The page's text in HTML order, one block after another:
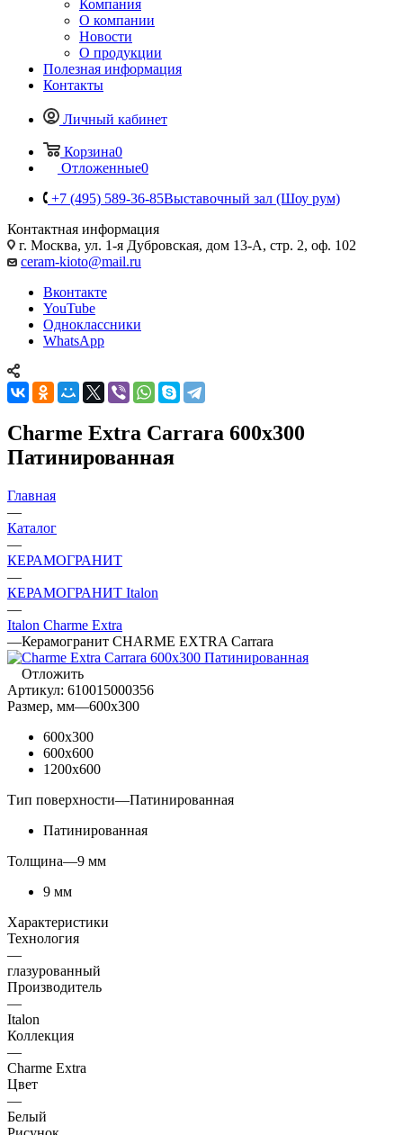
Компания
О компании
Новости
О продукции
Полезная информация
Контакты
Личный кабинет
Корзина0
Отложенные0
+7 (495) 589-36-85Выставочный зал (Шоу рум)
Контактная информация
г. Москва, ул. 1-я Дубровская, дом 13-А, стр. 2, оф. 102
ceram-kioto@mail.ru
Вконтакте
YouTube
Одноклассники
WhatsApp
Charme Extra Carrara 600x300
Патинированная
Главная
—
Каталог
—
КЕРАМОГРАНИТ
—
КЕРАМОГРАНИТ Italon
—
Italon Charme Extra
—Керамогранит CHARME EXTRA Carrara
Отложить
Артикул: 610015000356
Размер, мм—600x300
600x300
600x600
1200x600
Тип поверхности—Патинированная
Патинированная
Толщина—9 мм
9 мм
Характеристики
Технология
—
глазурованный
Производитель
—
Italon
Коллекция
—
Charme Extra
Цвет
—
Белый